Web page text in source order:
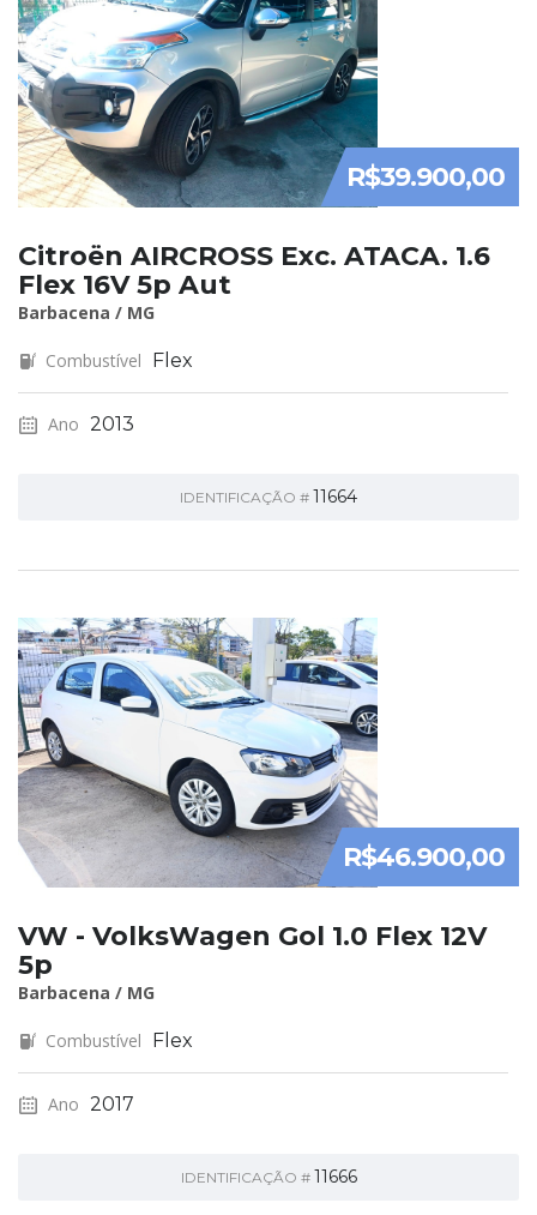
R$39.900,00
Citroën AIRCROSS Exc. ATACA. 1.6
Flex 16V 5p Aut
Barbacena / MG
Combustível Flex
Ano 2013
IDENTIFICAÇÃO # 11664
R$46.900,00
VW - VolksWagen Gol 1.0 Flex 12V
5p
Barbacena / MG
Combustível Flex
Ano 2017
IDENTIFICAÇÃO # 11666